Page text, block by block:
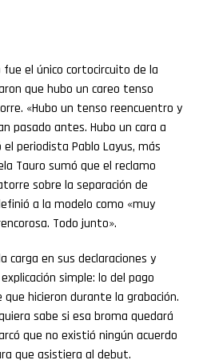
el único cortocircuito de la
que hubo un careo tenso
«Hubo un tenso reencuentro y
pasado antes. Hubo un cara a
periodista Pablo Layus, más
Tauro sumó que el reclamo
sobre la separación de
a la modelo como «muy
Todo junto».
carga en sus declaraciones y
simple: lo del pago
hicieron durante la grabación.
sabe si esa broma quedará
que no existió ningún acuerdo
que asistiera al debut.